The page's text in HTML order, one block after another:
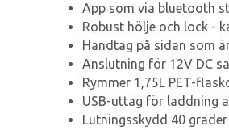
App som via bluetooth
Robust hölje och lock -
Handtag på sidan som
Anslutning för 12V DC
Rymmer 1,75L PET-
USB-uttag för laddning
Lutningsskydd 40